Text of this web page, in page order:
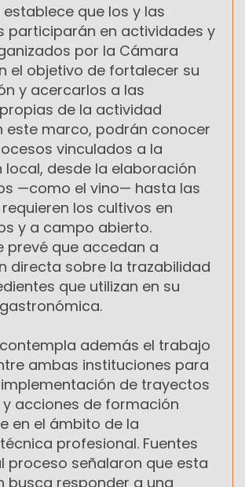
establece que los y las
participarán en actividades y
por la Cámara
el objetivo de fortalecer su
y acercarlos a las
de la actividad
este marco, podrán conocer
vinculados a la
local, desde la elaboración
—como el vino— hasta las
los cultivos en
y a campo abierto.
prevé que accedan a
directa sobre la trazabilidad
que utilizan en su
además el trabajo
ambas instituciones para
de trayectos
acciones de formación
en el ámbito de la
profesional. Fuentes
proceso señalaron que esta
busca responder a una